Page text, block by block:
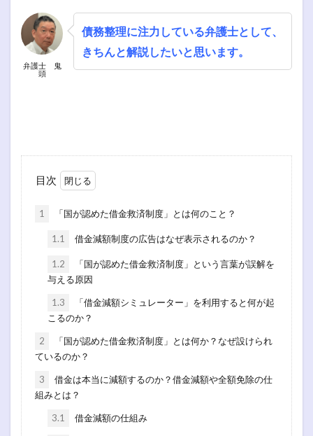
弁護士 鬼
頭
債務整理に注力している弁護士として、
きちんと解説したいと思います。
目次
1 「国が認めた借金救済制度」とは何のこと？
1.1 借金減額制度の広告はなぜ表示されるのか？
1.2
「国が認めた借金救済制度」という言葉が誤解を
与える原因
1.3
「借金減額シミュレーター」を利用すると何が起
こるのか？
2
「国が認めた借金救済制度」とは何か？なぜ設けられ
ているのか？
3
借金は本当に減額するのか？借金減額や全額免除の仕
組みとは？
3.1 借金減額の仕組み